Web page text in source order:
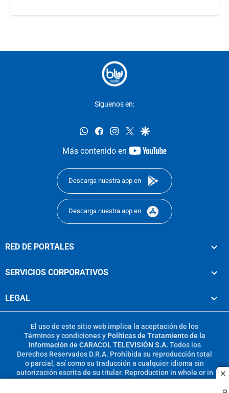
Síguenos en:
whatsappfacebookinstagram
twittergoogle
Más contenido en
youtube-
Descarga nuestra app en
Descarga nuestra app en
RED DE PORTALES
SERVICIOS CORPORATIVOS
LEGAL
El uso de este sitio web implica la aceptación de los
Términos y condicionesy Políticas de Tratamiento de la
Información de CARACOL TELEVISIÓN S.A. Todos los
Derechos Reservados D.R.A. Prohibida su reproducción total
o parcial, así como su traducción a cualquier idioma sin
autorización escrita de su titular. Reproduction in whole or in